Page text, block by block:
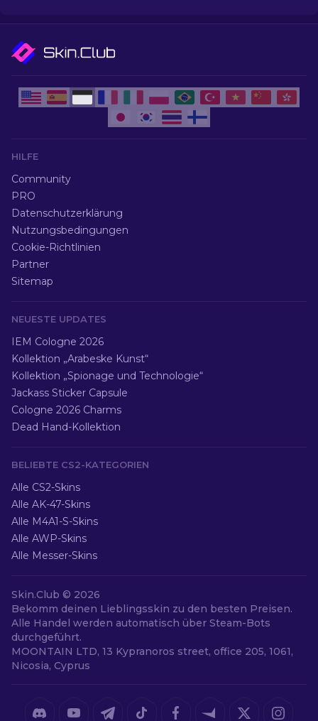
HILFE
Community
PRO
Datenschutzerklärung
Nutzungsbedingungen
Cookie-Richtlinien
Partner
Sitemap
NEUESTE UPDATES
IEM Cologne 2026
Kollektion „Arabeske Kunst“
Kollektion „Spionage und Technologie“
Jackass Sticker Capsule
Cologne 2026 Charms
Dead Hand-Kollektion
BELIEBTE CS2-KATEGORIEN
Alle CS2-Skins
Alle AK-47-Skins
Alle M4A1-S-Skins
Alle AWP-Skins
Alle Messer-Skins
Skin.Club © 2026
Bekomm deinen Lieblingsskin zu den besten Preisen.
Alle Handel werden automatisch über Steam-Bots
durchgeführt.
MOONTAIN LTD, 13 Kypranoros street, office 205, 1061,
Nicosia, Cyprus